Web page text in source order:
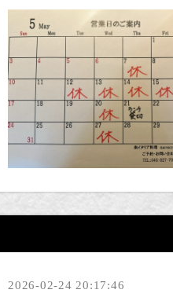
2026-02-24 20:17:46